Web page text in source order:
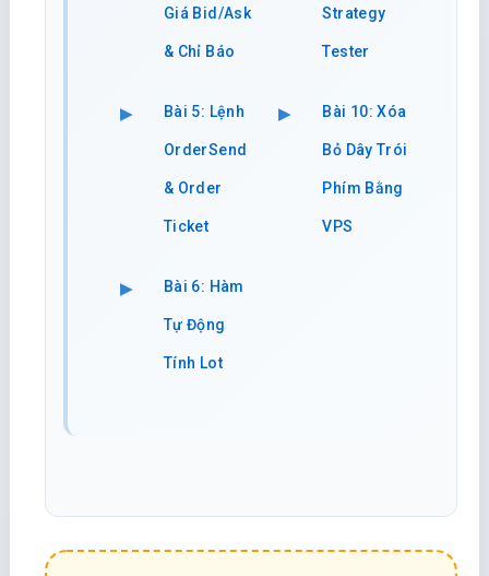
Giá Bid/Ask
& Chỉ Báo
Bài 5: Lệnh
OrderSend
& Order
Ticket
Bài 6: Hàm
Tự Động
Tính Lot
Strategy
Tester
Bài 10: Xóa
Bỏ Dây Trói
Phím Bằng
VPS